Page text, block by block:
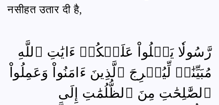
नसीहत उतार दी है,
رَّسُولٗا يَتۡلُواْ عَلَيۡكُمۡ ءَايَٰتِ ٱللَّهِ
مُبَيِّنَٰتٖ لِّيُخۡرِجَ ٱلَّذِينَ ءَامَنُواْ وَعَمِلُواْ
ٱلصَّٰلِحَٰتِ مِنَ ٱلظُّلُمَٰتِ إِلَى